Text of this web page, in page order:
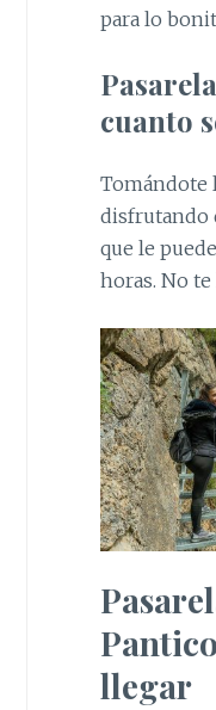
para lo
cuanto
Tomándote
disfrutando
que le
horas. No te
llegar